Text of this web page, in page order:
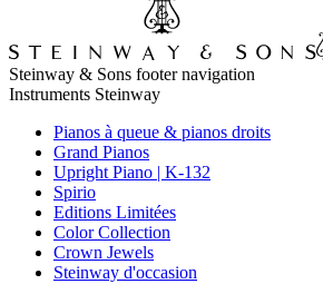
Steinway & Sons footer navigation
Instruments Steinway
Pianos à queue & pianos droits
Grand Pianos
Upright Piano | K-132
Spirio
Editions Limitées
Color Collection
Crown Jewels
Steinway d'occasion